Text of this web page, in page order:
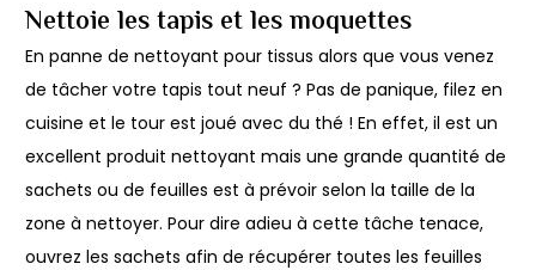
Nettoie les tapis et les moquettes
En panne de nettoyant pour tissus alors que vous venez
de tâcher votre tapis tout neuf ? Pas de panique, filez en
cuisine et le tour est joué avec du thé ! En effet, il est un
excellent produit nettoyant mais une grande quantité de
sachets ou de feuilles est à prévoir selon la taille de la
zone à nettoyer. Pour dire adieu à cette tâche tenace,
ouvrez les sachets afin de récupérer toutes les feuilles